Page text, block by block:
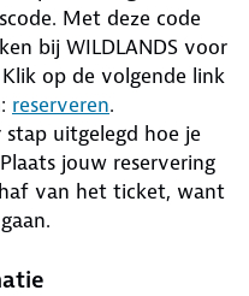
Met deze code
bij WILDLANDS voor
op de volgende link
reserveren.
uitgelegd hoe je
jouw reservering
van het ticket, want